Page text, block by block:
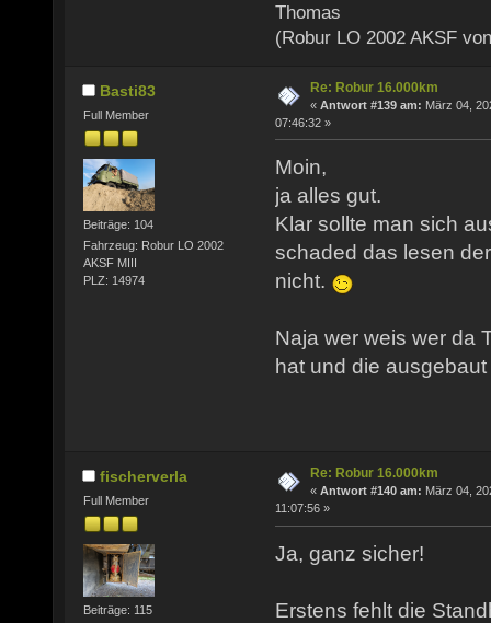
Thomas
(Robur LO 2002 AKSF
Basti83
Full Member
Beiträge: 104
Fahrzeug: Robur LO 2002
AKSF MIII
PLZ: 14974
Re: Robur 16.000km
« Antwort #139 am: März 04,
07:46:32 »
Moin,
ja alles gut.
Klar sollte man sich
schaded das lesen
nicht.
Naja wer weis wer da
hat und die
fischerverla
Full Member
Beiträge: 115
Re: Robur 16.000km
« Antwort #140 am: März 04,
11:07:56 »
Ja, ganz sicher!
Erstens fehlt die